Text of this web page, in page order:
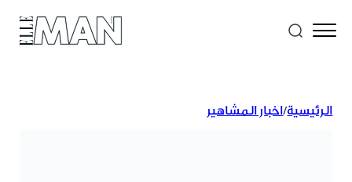
الرئيسية/اخبار المشاهير